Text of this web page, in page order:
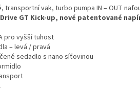
transportní vak, turbo pumpa IN – OUT
GT Kick-up, nové patentované
pro vyšší tuhost
– levá / pravá
sedadlo s nano síťovinou